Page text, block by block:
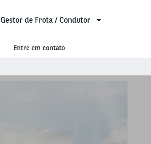
Gestor de Frota / Condutor
Entre em contato